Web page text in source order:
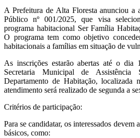
A Prefeitura de Alta Floresta anunciou a
Público nº 001/2025, que visa
programa habitacional Ser Família
O programa tem como objetivo
habitacionais a famílias em situação de
As inscrições estarão abertas até o
Secretaria Municipal de
Departamento de Habitação, localizada
atendimento será realizado de segunda a
Critérios de participação:
Para se candidatar, os interessados devem
básicos, como: